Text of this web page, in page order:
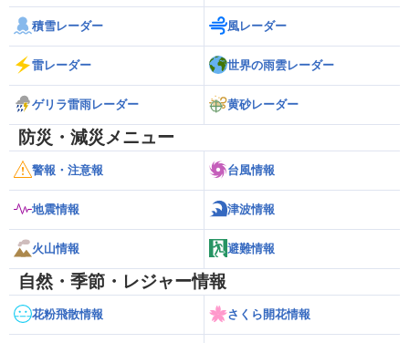
積雪レーダー 風レーダー
雷レーダー 世界の雨雲レーダー
ゲリラ雷雨レーダー 黄砂レーダー
防災・減災メニュー
警報・注意報 台風情報
地震情報 津波情報
火山情報 避難情報
自然・季節・レジャー情報
花粉飛散情報 さくら開花情報